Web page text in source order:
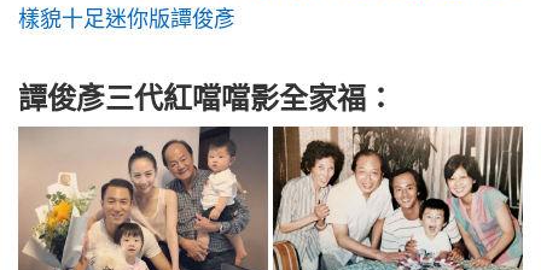
樣貌十足迷你版譚俊彥
譚俊彥三代紅噹噹影全家福：